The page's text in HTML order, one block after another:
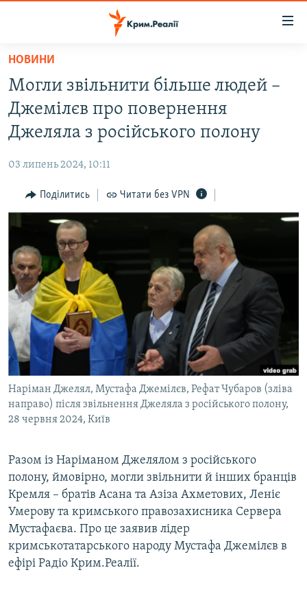
Перейти
основного
матеріалу
Перейти
до
основної
Перейти
до
пошуку
ВІДЕО ТА ФОТО
БЛОГИ
ПОГЛЯД
ІНТЕРВ'Ю
ВСЕ ЗА ДЕНЬ
СПЕЦПРОЕКТИ
ДЕПОРТАЦІЯ
ВІДЕОУРОКИ «ELIFBE»
СВІДЧЕННЯ ОКУПАЦІЇ
УКРАЇНСЬКА ПРОБЛЕМА КРИМУ
ІНФОГРАФІКА
ЯК ОБІЙТИ БЛОКУВАННЯ
Русский
Qırımtatar
ДОЛУЧАЙСЯ!
Усі сайти RFE/RL
НОВИНИ
Могли звільнити більше людей –
Джемілєв про повернення
Джеляла з російського полону
03 липень 2024, 10:11
Поділитись Читати без VPN
Наріман Джелял, Мустафа Джемілєв, Рефат Чубаров (зліва
направо) після звільнення Джеляла з російського полону,
28 червня 2024, Київ
Разом із Наріманом Джелялом з російського
полону, ймовірно, могли звільнити й інших бранців
Кремля – братів Асана та Азіза Ахметових, Леніє
Умерову та кримського правозахисника Сервера
Мустафаєва. Про це заявив лідер
кримськотатарського народу Мустафа Джемілєв в
ефірі Радіо Крим.Реалії.